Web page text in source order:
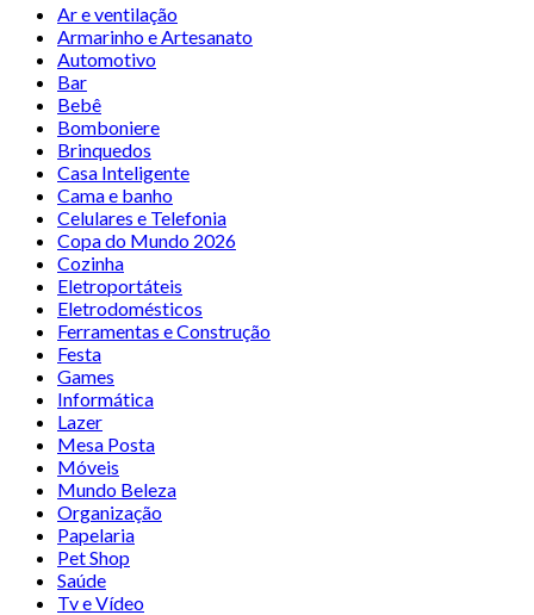
Ar e ventilação
Armarinho e Artesanato
Automotivo
Bar
Bebê
Bomboniere
Brinquedos
Casa Inteligente
Cama e banho
Celulares e Telefonia
Copa do Mundo 2026
Cozinha
Eletroportáteis
Eletrodomésticos
Ferramentas e Construção
Festa
Games
Informática
Lazer
Mesa Posta
Móveis
Mundo Beleza
Organização
Papelaria
Pet Shop
Saúde
Tv e Vídeo